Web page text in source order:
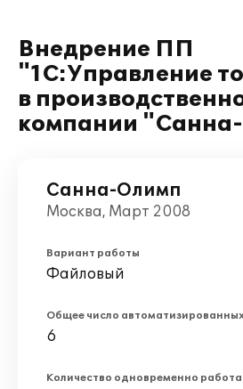
Внедрение ПП
"1С:Управление
в
компании
Санна-Олимп
Москва, Март 2008
Вариант работы
Файловый
Общее число
6
Количество одновременно